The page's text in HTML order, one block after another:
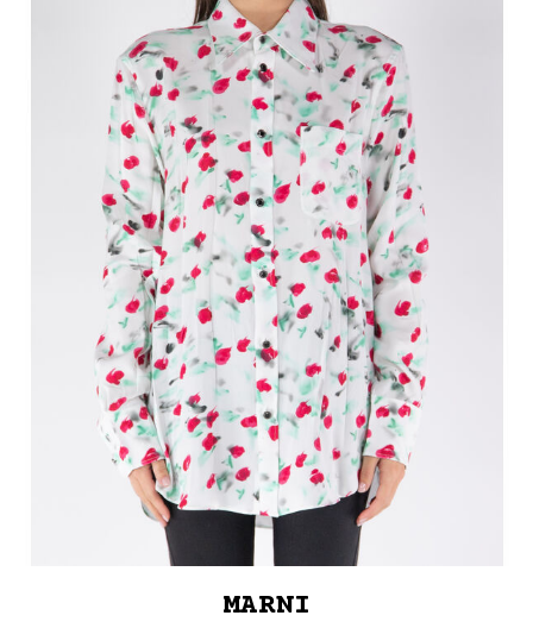
MARNI